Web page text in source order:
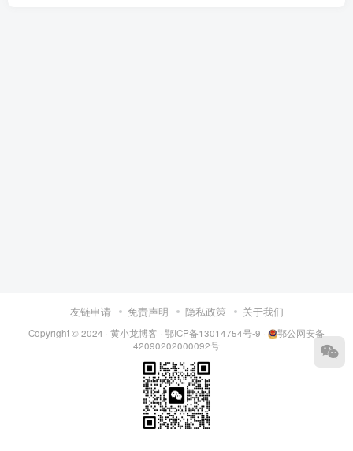
友链申请 免责声明 隐私政策 关于我们
Copyright © 2024 ·黄小龙博客 ·鄂ICP备13014754号-9 ·
鄂公网安备
42090202000092号